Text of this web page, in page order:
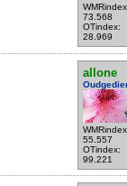
73.568
OTindex:
28.969
allone
55.557
OTindex:
99.221